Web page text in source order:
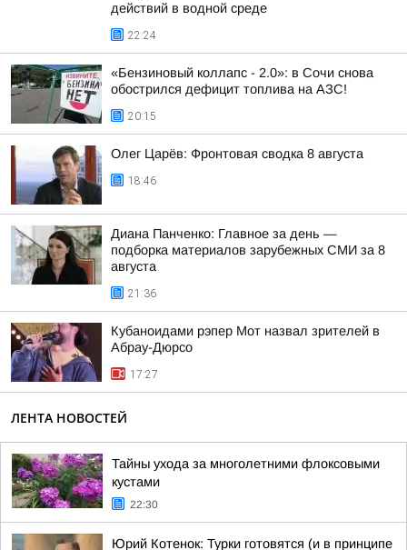
действий в водной среде
22:24
«Бензиновый коллапс - 2.0»: в Сочи снова
обострился дефицит топлива на АЗС!
20:15
Олег Царёв: Фронтовая сводка 8 августа
18:46
Диана Панченко: Главное за день —
подборка материалов зарубежных СМИ за 8
августа
21:36
Кубаноидами рэпер Мот назвал зрителей в
Абрау-Дюрсо
17:27
ЛЕНТА НОВОСТЕЙ
Тайны ухода за многолетними флоксовыми
кустами
22:30
Юрий Котенок: Турки готовятся (и в принципе